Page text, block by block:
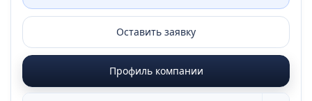
Оставить заявку
Профиль компании